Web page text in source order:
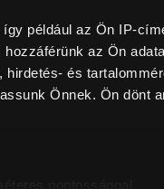
például az Ön IP-
az Ön
és
Önnek. Ön dönt
Műszaki Áruházlánc